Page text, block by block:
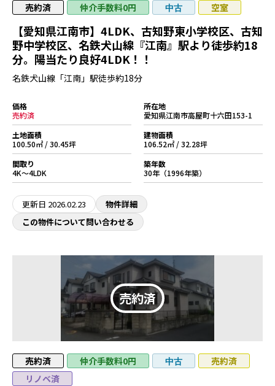
売約済 仲介手数料0円 中古 空室
【愛知県江南市】4LDK、古知野東小学校区、古知
野中学校区、名鉄犬山線『江南』駅より徒歩約18
分。陽当たり良好4LDK！！
名鉄犬山線「江南」駅徒歩約18分
価格
売約済
所在地
愛知県江南市高屋町十六田153-1
土地面積
100.50㎡ / 30.45坪
建物面積
106.52㎡ / 32.28坪
間取り
4K～4LDK
築年数
30年（1996年築）
更新日 2026.02.23
物件詳細
この物件について問い合わせる
売約済 仲介手数料0円 中古
売約済
リノベ済